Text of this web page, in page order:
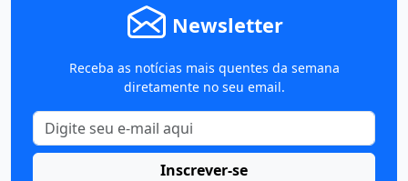
Newsletter
Receba as notícias mais quentes da semana
diretamente no seu email.
Inscrever-se